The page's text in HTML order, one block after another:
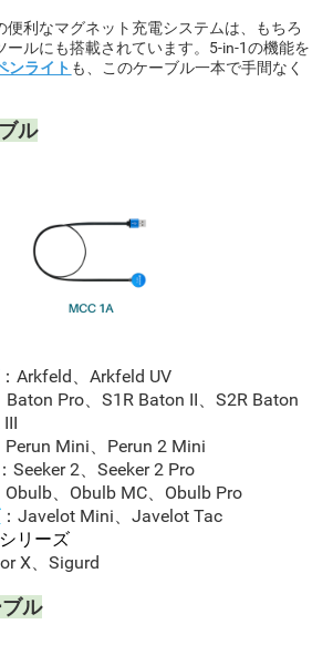
便利なマグネット充電システムは、もちろ
ールにも搭載されています。5-in-1の機能を
ンライト も、このケーブル一本で手間なく
ル
：Arkfeld、Arkfeld UV
Baton Pro、S1R Baton II、S2R Baton
Perun Mini、Perun 2 Mini
Seeker 2、Seeker 2 Pro
Obulb、Obulb MC、Obulb Pro
：Javelot Mini、Javelot Tac
リーズ
X、Sigurd
ル